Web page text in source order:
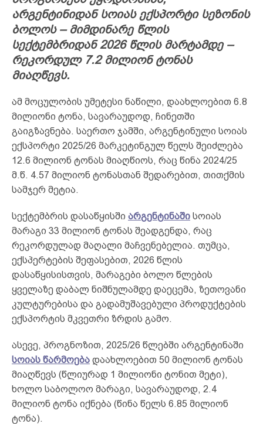
არგენტინიდან სოიას ექსპორტი სეზონის
ბოლოს – მიმდინარე წლის
სექტემბრიდან 2026 წლის მარტამდე –
რეკორდულ 7.2 მილიონ ტონას
მიაღწევს.
ამ მოცულობის უმეტესი ნაწილი, დაახლოებით 6.8
მილიონი ტონა, სავარაუდოდ, ჩინეთში
გაიგზავნება. საერთო ჯამში, არგენტინული სოიას
ექსპორტი 2025/26 მარკეტინგულ წელს შეიძლება
12.6 მილიონ ტონას მიაღწიოს, რაც წინა 2024/25
მ.წ. 4.57 მილიონ ტონასთან შედარებით, თითქმის
სამჯერ მეტია.
სექტემბრის დასაწყისში არგენტინაში სოიას
მარაგი 33 მილიონ ტონას შეადგენდა, რაც
რეკორდულად მაღალი მაჩვენებელია. თუმცა,
ექსპერტების შეფასებით, 2026 წლის
დასაწყისისთვის, მარაგები ბოლო წლების
ყველაზე დაბალ ნიშნულამდე დაეცემა, ზეთოვანი
კულტურებისა და გადამუშავებული პროდუქტების
ექსპორტის მკვეთრი ზრდის გამო.
ასევე, პროგნოზით, 2025/26 წლებში არგენტინაში
სოიას წარმოება დაახლოებით 50 მილიონ ტონას
მიაღწევს (წლიურად 1 მილიონი ტონით მეტი),
ხოლო საბოლოო მარაგი, სავარაუდოდ, 2.4
მილიონ ტონა იქნება (წინა წელს 6.85 მილიონ
ტონა).